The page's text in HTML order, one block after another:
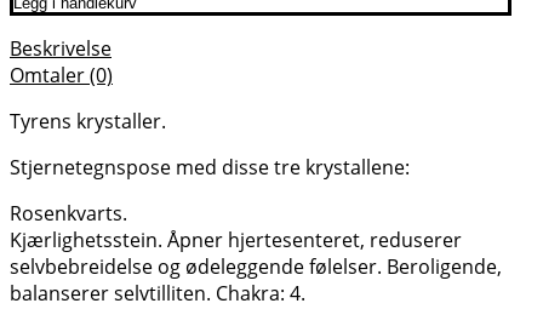
Beskrivelse
Omtaler (0)
Tyrens krystaller.
Stjernetegnspose med disse tre krystallene:
Rosenkvarts.
Kjærlighetsstein. Åpner hjertesenteret, reduserer
selvbebreidelse og ødeleggende følelser. Beroligende,
balanserer selvtilliten. Chakra: 4.